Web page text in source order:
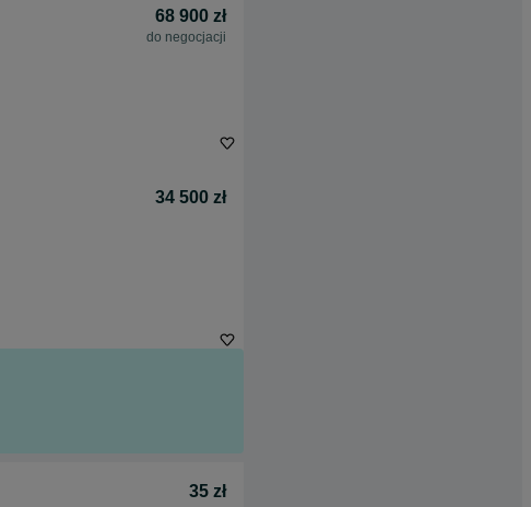
68 900 zł
do negocjacji
34 500 zł
35 zł